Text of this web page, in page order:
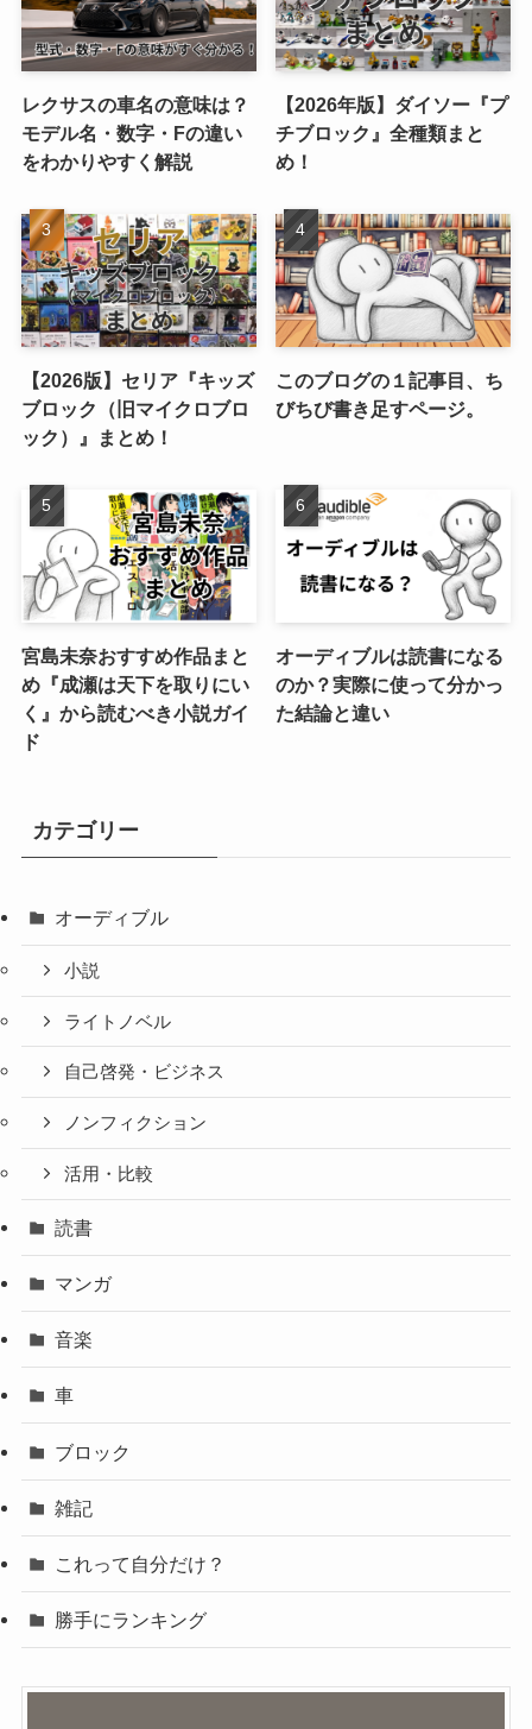
レクサスの車名の意味は？
モデル名・数字・Fの違い
をわかりやすく解説
【2026年版】ダイソー『プ
チブロック』全種類まと
め！
【2026版】セリア『キッズ
ブロック（旧マイクロブロ
ック）』まとめ！
このブログの１記事目、ち
びちび書き足すページ。
宮島未奈おすすめ作品まと
め『成瀬は天下を取りにい
く』から読むべき小説ガイ
ド
オーディブルは読書になる
のか？実際に使って分かっ
た結論と違い
カテゴリー
オーディブル
小説
ライトノベル
自己啓発・ビジネス
ノンフィクション
活用・比較
読書
マンガ
音楽
車
ブロック
雑記
これって自分だけ？
勝手にランキング